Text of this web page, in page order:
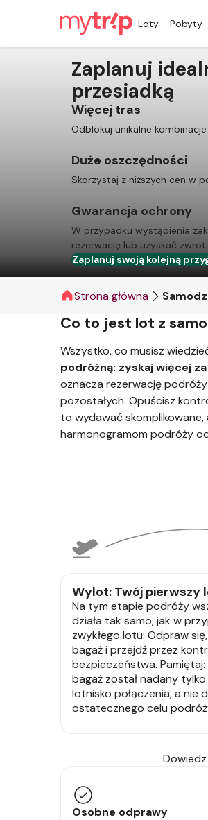
Loty Pobyty
Zaplanuj
przesiadką
Więcej tras
Odblokuj unikalne
Duże oszczędności
Skorzystaj z niższych cen w
Gwarancja ochrony
W przypadku wystąpienia
rezerwację lub uzyskać
Zaplanuj swoją kolejną
Strona główna
Co to jest lot z
Wszystko, co musisz
podróżną: zyskaj więcej
oznacza rezerwację
pozostałych. Opuścisz
to wydawać
harmonogramom podróży
Wylot: Twój pierwszy
Na tym etapie podróży
działa tak samo, jak w
zwykłego lotu: Odpraw
bagaż i przejdź przez
bezpieczeństwa. Pamiętaj:
bagaż został nadany tylko
lotnisko połączenia, a nie
ostatecznego celu
Osobne odprawy